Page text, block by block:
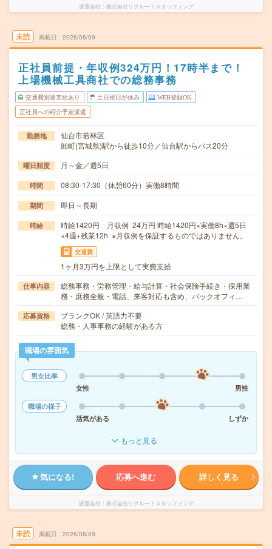
派遣会社 株式会社リクルートスタッフィング
未読 掲載日 2026/08/09
正社員前提・年収例324万円！17時半まで！
上場機械工具商社での総務事務
交通費別途支給あり 土日祝日が休み WEB登録OK
正社員への紹介予定派遣
勤務地
仙台市若林区
卸町(宮城県)駅から徒歩10分／仙台駅からバス20分
曜日頻度 月～金／週5日
時間 08:30-17:30（休憩60分）実働8時間
期間 即日～長期
時給
時給1420円 月収例 24万円 時給1420円×実働8h×週5日
×4週+残業12h ※月収例を保証するものではありません。
交通費
1ヶ月3万円を上限として実費支給
仕事内容
総務事務・労務管理・給与計算・社会保険手続き・採用業
務・庶務全般・電話、来客対応も含め、バックオフィ…
応募資格
ブランクOK / 英語力不要
総務・人事事務の経験がある方
職場の雰囲気
男女比率
女性
男性
職場の様子
活気がある
しずか
もっと見る
気になる! 応募へ進む 詳しく見る
派遣会社 株式会社リクルートスタッフィング
未読 掲載日 2026/08/09